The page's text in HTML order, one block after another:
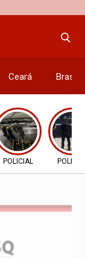
Ceará Brasil
POLICIAL